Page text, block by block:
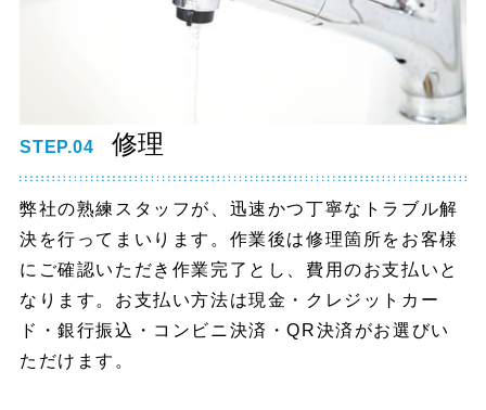
STEP.04 修理
弊社の熟練スタッフが、迅速かつ丁寧なトラブル解
決を行ってまいります。作業後は修理箇所をお客様
にご確認いただき作業完了とし、費用のお支払いと
なります。お支払い方法は現金・クレジットカー
ド・銀行振込・コンビニ決済・QR決済がお選びい
ただけます。